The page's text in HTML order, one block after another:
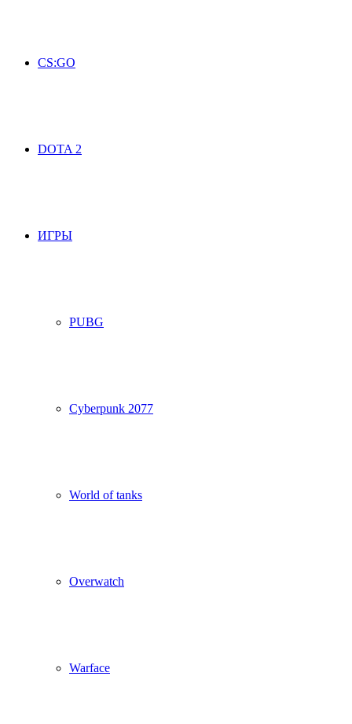
CS:GO
DOTA 2
ИГРЫ
PUBG
Cyberpunk 2077
World of tanks
Overwatch
Warface